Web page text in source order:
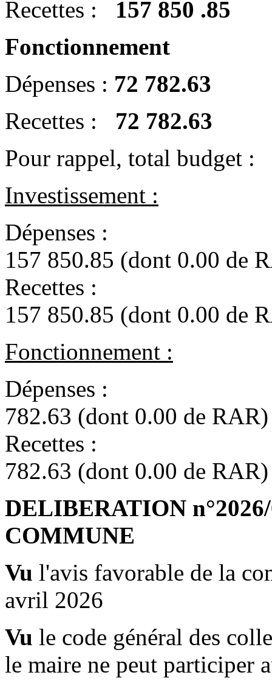
Recettes : 157 850 .85
Fonctionnement
Dépenses : 72 782.63
Recettes : 72 782.63
Pour rappel, total budget :
Investissement :
157 850.85 (dont 0.00 de
157 850.85 (dont 0.00 de
Fonctionnement :
782.63 (dont 0.00 de RAR)
782.63 (dont 0.00 de RAR)
DELIBERATION
COMMUNE
Vu l'avis favorable de la
avril 2026
Vu le code général des
le maire ne peut participer